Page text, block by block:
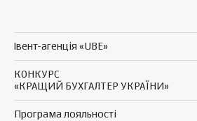
Івент-агенція «UBE»
КОНКУРС
«КРАЩИЙ БУХГАЛТЕР УКРАЇНИ»
Програма лояльності